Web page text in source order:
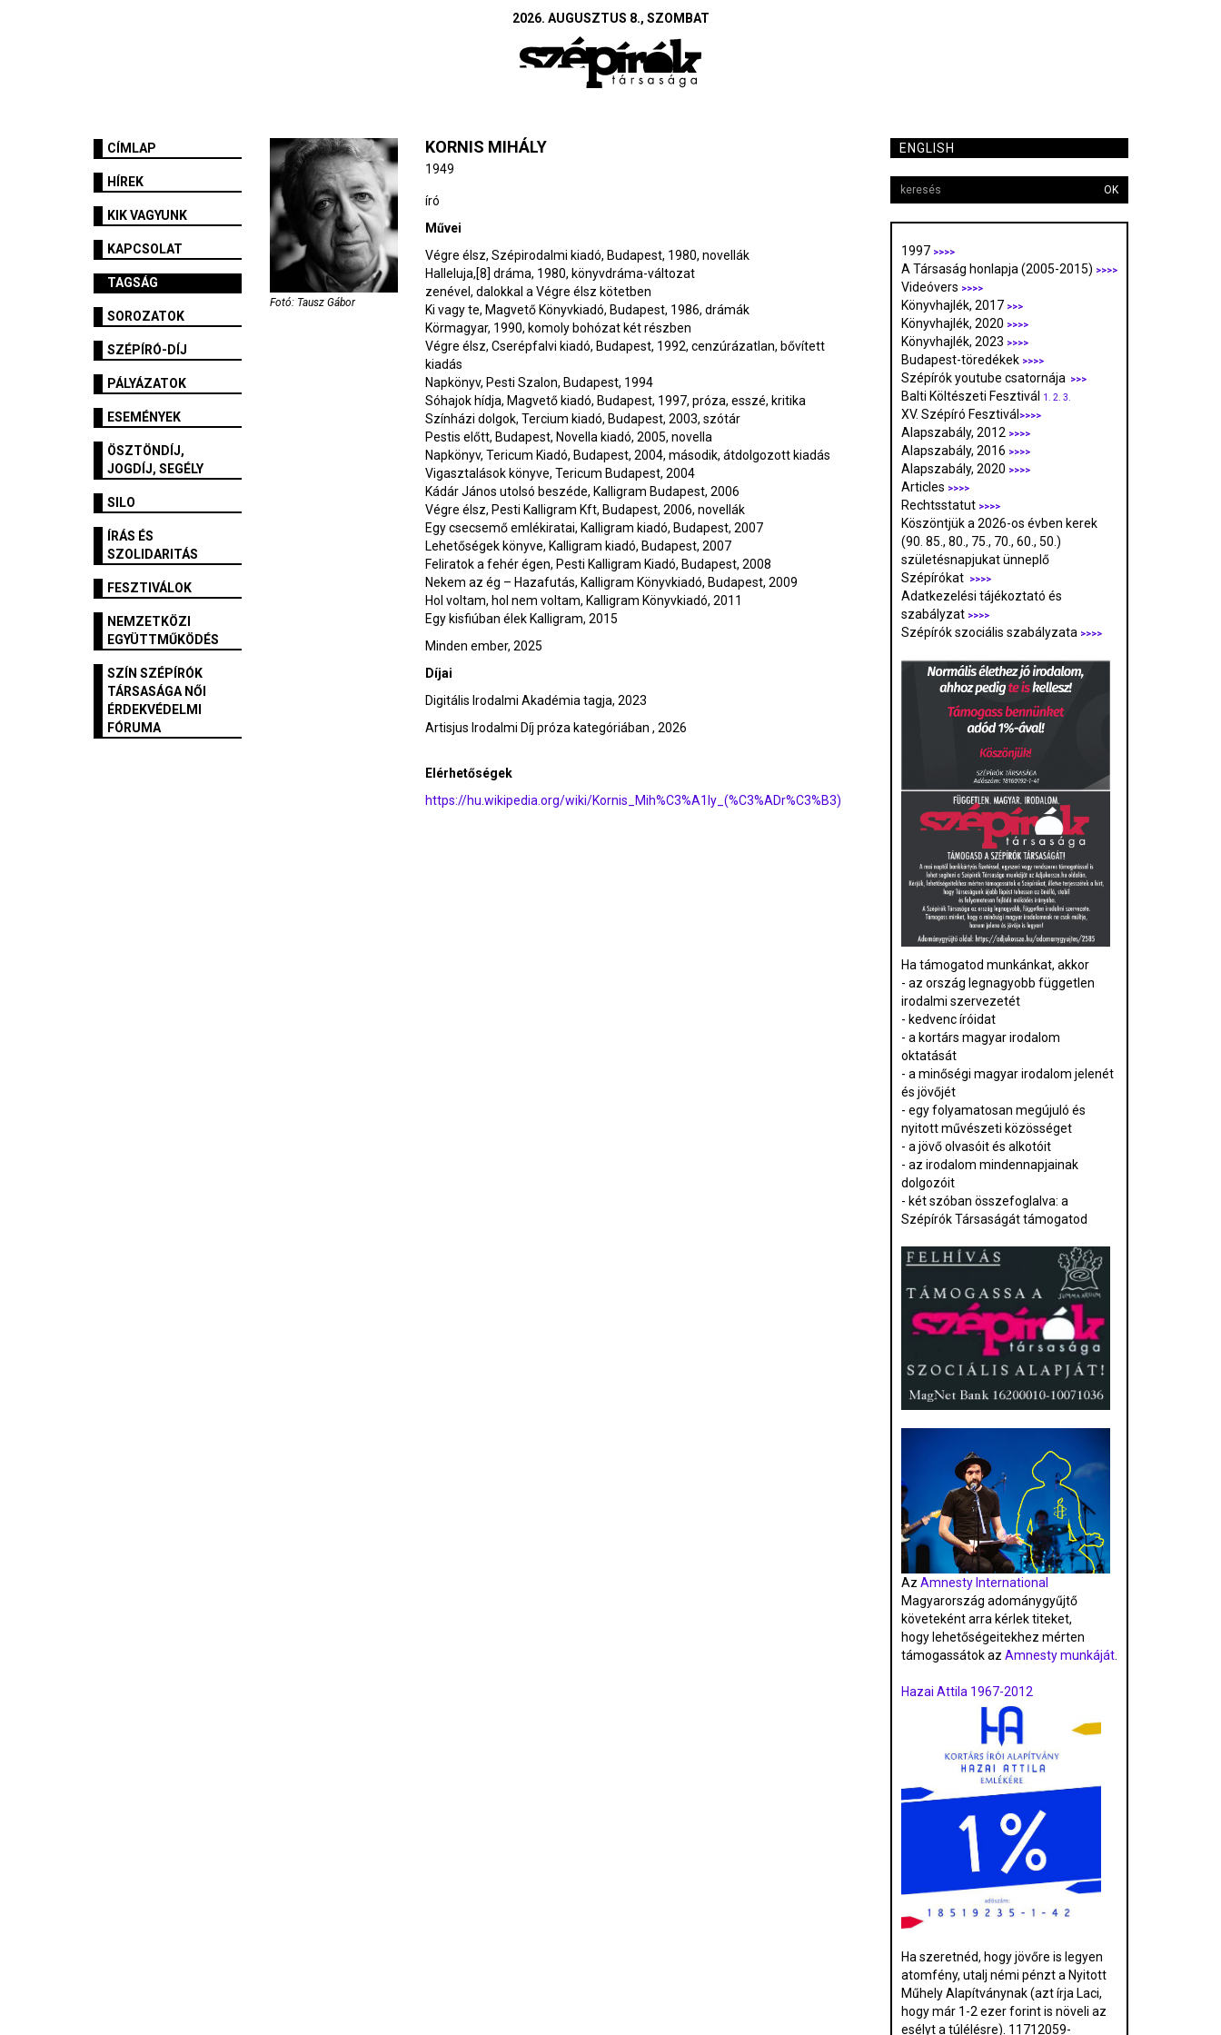
2026. AUGUSZTUS 8., SZOMBAT
CÍMLAP
HÍREK
KIK VAGYUNK
KAPCSOLAT
TAGSÁG
SOROZATOK
SZÉPÍRÓ-DÍJ
PÁLYÁZATOK
ESEMÉNYEK
ÖSZTÖNDÍJ,
JOGDÍJ, SEGÉLY
SILO
ÍRÁS ÉS
SZOLIDARITÁS
FESZTIVÁLOK
NEMZETKÖZI
EGYÜTTMŰKÖDÉS
SZÍN SZÉPÍRÓK
TÁRSASÁGA NŐI
ÉRDEKVÉDELMI
FÓRUMA
Fotó: Tausz Gábor
KORNIS MIHÁLY
1949
író
Művei
Végre élsz, Szépirodalmi kiadó, Budapest, 1980, novellák
Halleluja,[8] dráma, 1980, könyvdráma-változat
zenével, dalokkal a Végre élsz kötetben
Ki vagy te, Magvető Könyvkiadó, Budapest, 1986, drámák
Körmagyar, 1990, komoly bohózat két részben
Végre élsz, Cserépfalvi kiadó, Budapest, 1992, cenzúrázatlan, bővített
kiadás
Napkönyv, Pesti Szalon, Budapest, 1994
Sóhajok hídja, Magvető kiadó, Budapest, 1997, próza, esszé, kritika
Színházi dolgok, Tercium kiadó, Budapest, 2003, szótár
Pestis előtt, Budapest, Novella kiadó, 2005, novella
Napkönyv, Tericum Kiadó, Budapest, 2004, második, átdolgozott kiadás
Vigasztalások könyve, Tericum Budapest, 2004
Kádár János utolsó beszéde, Kalligram Budapest, 2006
Végre élsz, Pesti Kalligram Kft, Budapest, 2006, novellák
Egy csecsemő emlékiratai, Kalligram kiadó, Budapest, 2007
Lehetőségek könyve, Kalligram kiadó, Budapest, 2007
Feliratok a fehér égen, Pesti Kalligram Kiadó, Budapest, 2008
Nekem az ég – Hazafutás, Kalligram Könyvkiadó, Budapest, 2009
Hol voltam, hol nem voltam, Kalligram Könyvkiadó, 2011
Egy kisfiúban élek Kalligram, 2015
Minden ember, 2025
Díjai
Digitális Irodalmi Akadémia tagja, 2023
Artisjus Irodalmi Díj próza kategóriában , 2026
Elérhetőségek
https://hu.wikipedia.org/wiki/Kornis_Mih%C3%A1ly_(%C3%ADr%C3%B3)
ENGLISH
OK
1997 >>>>
A Társaság honlapja (2005-2015) >>>>
Videóvers >>>>
Könyvhajlék, 2017 >>>
Könyvhajlék, 2020 >>>>
Könyvhajlék, 2023 >>>>
Budapest-töredékek >>>>
Szépírók youtube csatornája >>>
Balti Költészeti Fesztivál 1. 2. 3.
XV. Szépíró Fesztivál >>>>
Alapszabály, 2012 >>>>
Alapszabály, 2016 >>>>
Alapszabály, 2020 >>>>
Articles >>>>
Rechtsstatut >>>>
Köszöntjük a 2026-os évben kerek
(90. 85., 80., 75., 70., 60., 50.)
születésnapjukat ünneplő
Szépírókat
>>>>
Adatkezelési tájékoztató és
szabályzat >>>>
Szépírók szociális szabályzata >>>>
Ha támogatod munkánkat, akkor
- az ország legnagyobb független
irodalmi szervezetét
- kedvenc íróidat
- a kortárs magyar irodalom
oktatását
- a minőségi magyar irodalom jelenét
és jövőjét
- egy folyamatosan megújuló és
nyitott művészeti közösséget
- a jövő olvasóit és alkotóit
- az irodalom mindennapjainak
dolgozóit
- két szóban összefoglalva: a
Szépírók Társaságát támogatod
Az Amnesty International
Magyarország adománygyűjtő
követeként arra kérlek titeket,
hogy lehetőségeitekhez mérten
támogassátok az Amnesty munkáját.
Hazai Attila 1967-2012
Ha szeretnéd, hogy jövőre is legyen
atomfény, utalj némi pénzt a Nyitott
Műhely Alapítványnak (azt írja Laci,
hogy már 1-2 ezer forint is növeli az
esélyt a túlélésre). 11712059-